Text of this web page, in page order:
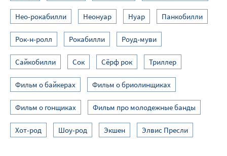
Нео-рокабилли Неонуар Нуар Панкобилли
Рок-н-ролл Рокабилли Роуд-муви
Сайкобилли Сок Сёрф рок Триллер
Фильм о байкерах Фильм о бриолинщиках
Фильм о гонщиках Фильм про молодежные банды
Хот-род Шоу-род Экшен Элвис Пресли